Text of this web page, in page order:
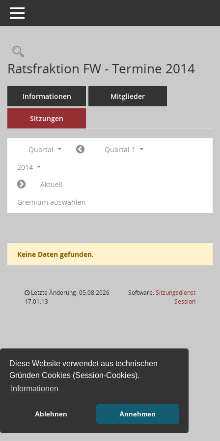
Diese Website verwendet aus technischen
Gründen Cookies (Session-Cookies).
Informationen
Ablehnen Annehmen
Toggle navigation
Ratsfraktion FW - Termine 2014
Informationen Mitglieder
Sitzungen
Quartal
Quartal 1
2014
Aktuell
Gremium auswählen
Keine Daten gefunden.
Letzte Änderung: 05.08.2026
17:01:13
Software:Sitzungsdienst
Session(Wird in